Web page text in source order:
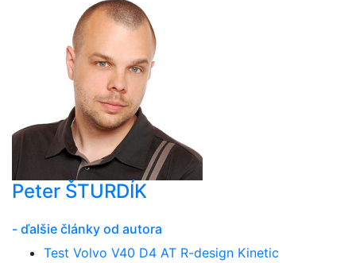
Peter ŠTURDÍK
- ďalšie články od autora
Test Volvo V40 D4 AT R-design Kinetic